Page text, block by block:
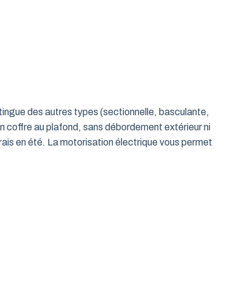
des autres types (sectionnelle, basculante,
coffre au plafond, sans débordement extérieur ni
en été. La motorisation électrique vous permet